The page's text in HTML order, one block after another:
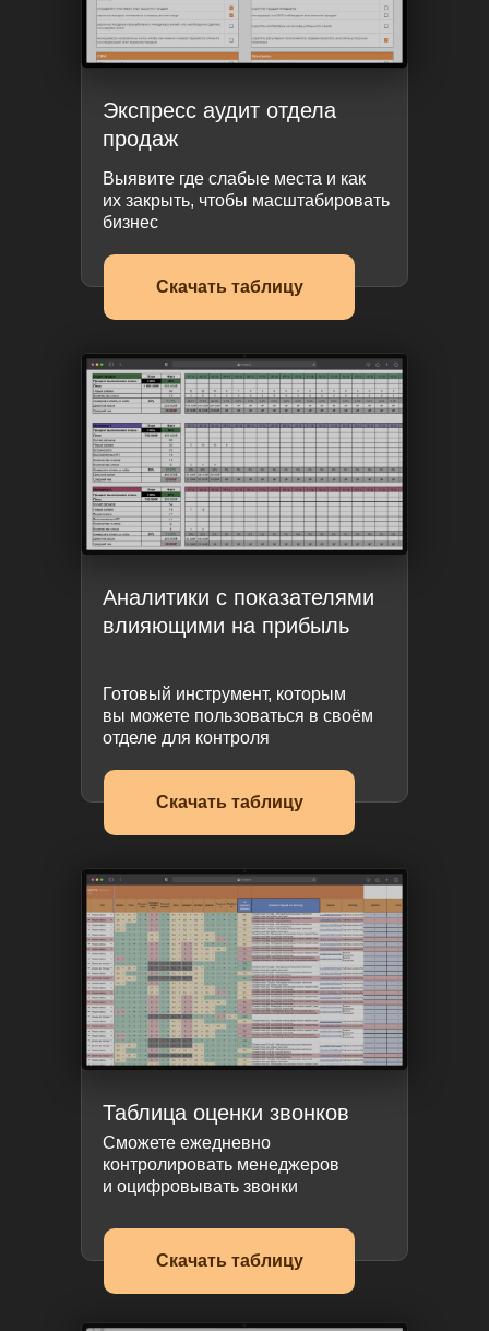
Аналитики с показателями
влияющими на прибыль
Готовый инструмент, которым
вы можете пользоваться в своём
отделе для контроля
Скачать таблицу
Экспресс аудит отдела
продаж
Выявите где слабые места и как
их закрыть, чтобы масштабировать
бизнес
Скачать таблицу
Таблица оценки звонков
Сможете ежедневно
контролировать менеджеров
и оцифровывать звонки
Скачать таблицу